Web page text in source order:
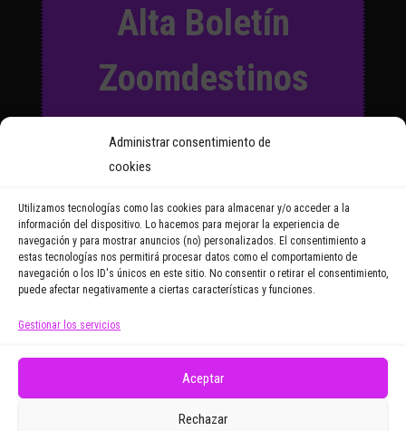
Administrar consentimiento de
cookies
Utilizamos tecnologías como las cookies para almacenar y/o acceder a la
información del dispositivo. Lo hacemos para mejorar la experiencia de
navegación y para mostrar anuncios (no) personalizados. El consentimiento a
estas tecnologías nos permitirá procesar datos como el comportamiento de
navegación o los ID's únicos en este sitio. No consentir o retirar el consentimiento,
puede afectar negativamente a ciertas características y funciones.
Gestionar los servicios
Aceptar
Rechazar
Alta Boletín
Zoomdestinos
y recibirás regularmente las
noticias y reportajes que
Email Address
electrónicos promocionales de Zoomdestinos.es